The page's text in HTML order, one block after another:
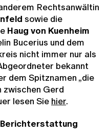
Rechtsanwältin
sowie die
Haug von Kuenheim
Bucerius und dem
nicht immer nur als
bekannt
dem Spitznamen „die
zwischen Gerd
lesen Sie hier.
Berichterstattung